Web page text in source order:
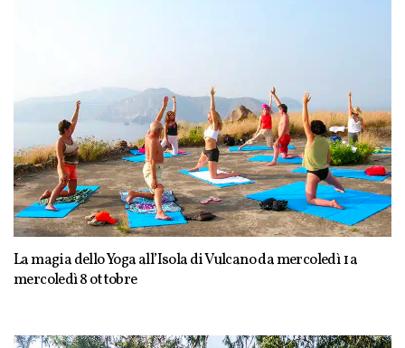
La magia dello Yoga all’Isola di Vulcano da mercoledì 1 a
mercoledì 8 ottobre